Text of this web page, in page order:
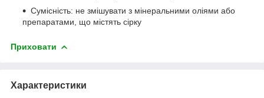
Сумісність: не змішувати з мінеральними оліями або
препаратами, що містять сірку
Приховати
Характеристики